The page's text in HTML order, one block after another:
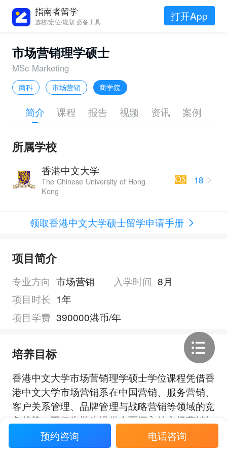
指南者留学
选校/定位/规划 必备工具 打开App
市场营销理学硕士
MSc Marketing
商科 市场营销 商学院
简介 课程 报告 视频 资讯 案例
所属学校
香港中文大学
The Chinese University of Hong
Kong
18
领取香港中文大学硕士留学申请手册
项目简介
专业方向 市场营销 入学时间 8月
项目时长 1年
项目学费 390000港币/年
培养目标
香港中文大学市场营销理学硕士学位课程凭借香
港中文大学市场营销系在中国营销、服务营销、
客户关系管理、品牌管理与战略营销等领域的竞
争优势，不仅为学生提供全面深入的市场营销知
识基础，而且提供了广泛的市场营销选修课。
香港中文大学市场营销理学硕士学位课程旨在为
预约咨询 电话咨询